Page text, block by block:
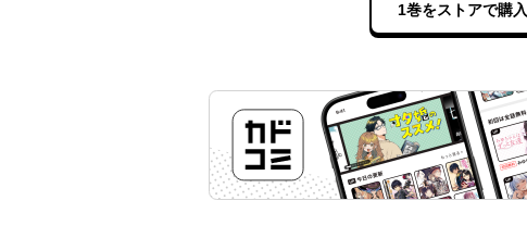
1巻をストアで購入